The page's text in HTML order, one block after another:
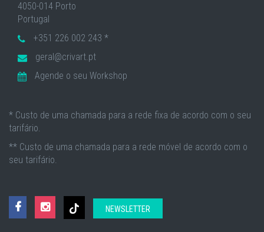
4050-014 Porto
Portugal
+351 226 002 243 *
geral@crivart.pt
Agende o seu Workshop
* Custo de uma chamada para a rede fixa de acordo com o seu
tarifário.
** Custo de uma chamada para a rede móvel de acordo com o
seu tarifário.
NEWSLETTER